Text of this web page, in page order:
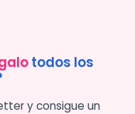
todos los
y consigue un